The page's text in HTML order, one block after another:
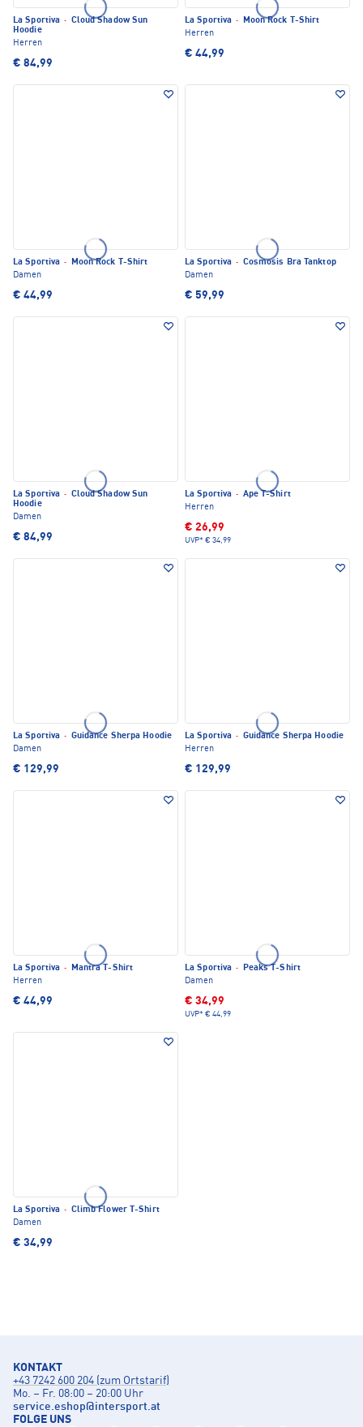
La Sportiva · Cloud Shadow Sun
Hoodie
Herren
€ 84,99
La Sportiva ·
Moon Rock T-Shirt
Herren
€ 44,99
La Sportiva ·
Moon Rock T-Shirt
Damen
€ 44,99
La Sportiva · Cosmosis Bra Tanktop
Damen
€ 59,99
La Sportiva · Cloud Shadow Sun
Hoodie
Damen
€ 84,99
La Sportiva · Ape T-Shirt
Herren
€ 26,99
UVP* € 34,99
La Sportiva · Guidance Sherpa Hoodie
Damen
€ 129,99
La Sportiva · Guidance Sherpa Hoodie
Herren
€ 129,99
La Sportiva ·
Mantra T-Shirt
Herren
€ 44,99
La Sportiva ·
Peaks T-Shirt
Damen
€ 34,99
UVP* € 44,99
La Sportiva · Climb Flower T-Shirt
Damen
€ 34,99
KONTAKT
+43 7242 600 204 (zum Ortstarif)
Mo. – Fr. 08:00 – 20:00 Uhr
service.eshop@intersport.at
FOLGE UNS